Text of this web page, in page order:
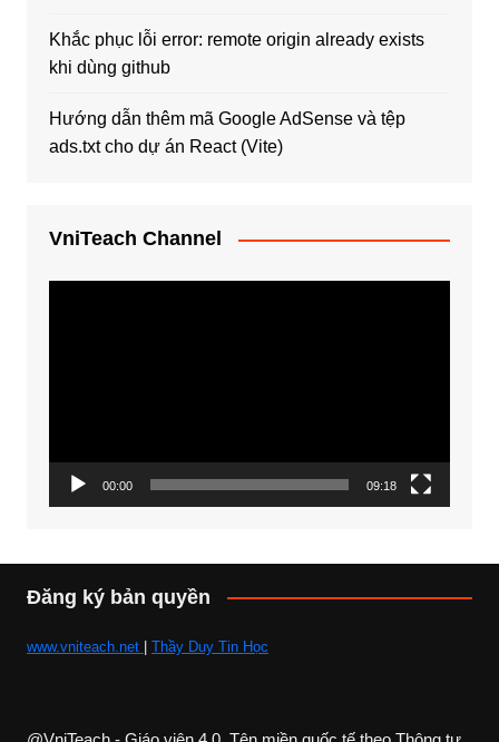
Khắc phục lỗi error: remote origin already exists
khi dùng github
Hướng dẫn thêm mã Google AdSense và tệp
ads.txt cho dự án React (Vite)
VniTeach Channel
00:00 09:18
Đăng ký bản quyền
www.vniteach.net Thầy Duy Tin Học